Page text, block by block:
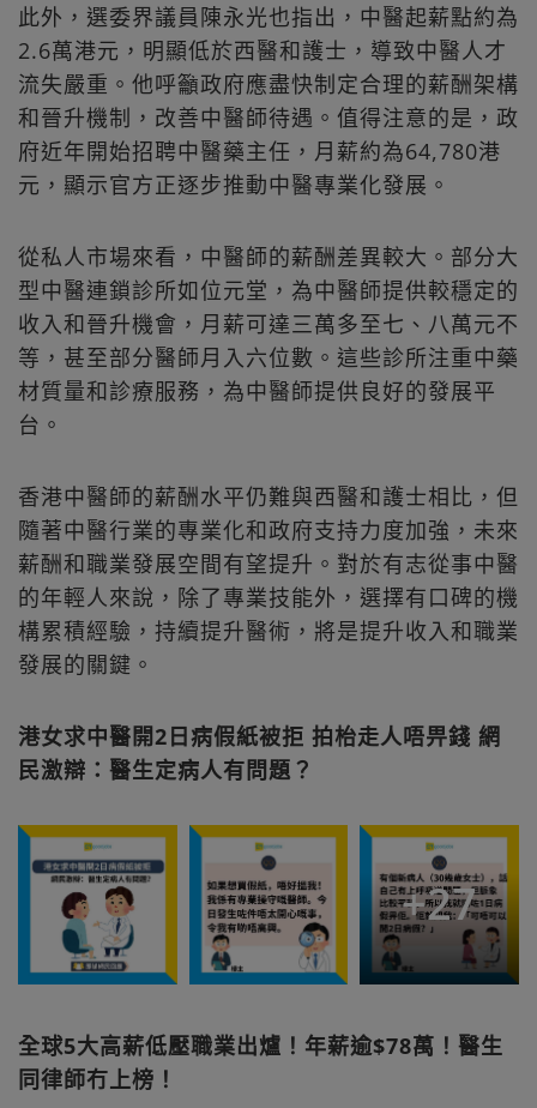
此外，選委界議員陳永光也指出，中醫起薪點約為
2.6萬港元，明顯低於西醫和護士，導致中醫人才
流失嚴重。他呼籲政府應盡快制定合理的薪酬架構
和晉升機制，改善中醫師待遇。值得注意的是，政
府近年開始招聘中醫藥主任，月薪約為64,780港
元，顯示官方正逐步推動中醫專業化發展。
從私人市場來看，中醫師的薪酬差異較大。部分大
型中醫連鎖診所如位元堂，為中醫師提供較穩定的
收入和晉升機會，月薪可達三萬多至七、八萬元不
等，甚至部分醫師月入六位數。這些診所注重中藥
材質量和診療服務，為中醫師提供良好的發展平
台。
香港中醫師的薪酬水平仍難與西醫和護士相比，但
隨著中醫行業的專業化和政府支持力度加強，未來
薪酬和職業發展空間有望提升。對於有志從事中醫
的年輕人來說，除了專業技能外，選擇有口碑的機
構累積經驗，持續提升醫術，將是提升收入和職業
發展的關鍵。
港女求中醫開2日病假紙被拒 拍枱走人唔畀錢 網
民激辯：醫生定病人有問題？
+27
全球5大高薪低壓職業出爐！年薪逾$78萬！醫生
同律師冇上榜！